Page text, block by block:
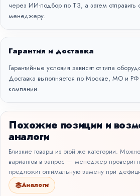
через ИИ-подбор по ТЗ, а затем отправить
менеджеру.
Гарантия и доставка
Гарантийные условия зависят от типа
Доставка выполняется по Москве, МО и РФ
компании.
Похожие позиции и
аналоги
Близкие товары из этой же категории.
вариантов в запрос — менеджер проверит
предложит оптимальную замену при
Аналоги